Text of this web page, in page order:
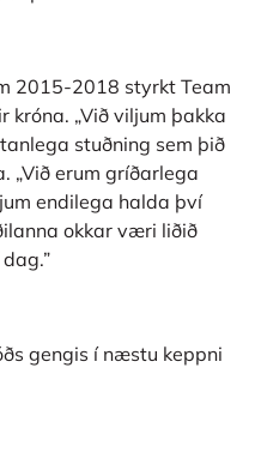
2015-2018 styrkt Team
króna. „Við viljum þakka
stuðning sem þið
„Við erum gríðarlega
endilega halda því
okkar væri liðið
gengis í næstu keppni